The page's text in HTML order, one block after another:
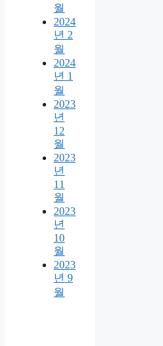
월
2024
년 2
월
2024
년 1
월
2023
년
12
월
2023
년
11
월
2023
년
10
월
2023
년 9
월